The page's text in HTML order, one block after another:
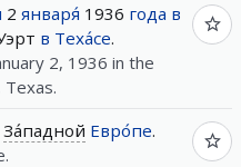
2 января́ 1936 года в
в Теха́се.
2, 1936 in the
За́падной Евро́пе.